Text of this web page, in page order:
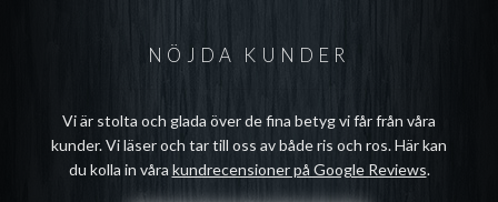
NÖJDA KUNDER
Vi är stolta och glada över de fina betyg vi får från våra
kunder. Vi läser och tar till oss av både ris och ros. Här kan
du kolla in våra kundrecensioner på Google Reviews.